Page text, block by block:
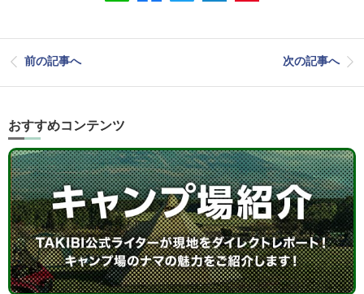
前の記事へ 次の記事へ
おすすめコンテンツ